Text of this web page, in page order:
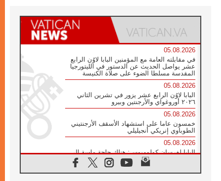
05.08.2026
في مقابلته العامة مع المؤمنين البابا لاوُن الرابع
عشر يواصل الحديث عن الدستور في الليتورجيا
المقدسة مسلطا الضوء على صلاة الكنيسة
05.08.2026
البابا لاوُن الرابع عشر يزور في تشرين الثاني
٢٠٢٦ أوروغواي والأرجنتين وبيرو
05.08.2026
خمسون عاما على استشهاد الأسقف الأرجنتيني
الطوباوي إنريكي أنجيليلي
05.08.2026
البابا لفرسان كولومبوس: هناك حاجة ماسة إلى
أنبياء تناغم يسعون إلى بناء الجسور
04.08.2026